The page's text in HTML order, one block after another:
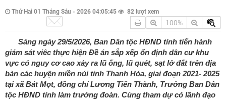
Thứ Hai 01 Tháng Sáu - 2026 04:05:45 82 lượt xem
100%
Sáng ngày 29/5/2026, Ban Dân tộc HĐND tỉnh tiến hành
giám sát viêc thực hiện Đề án sắp xếp ổn định dân cư khu
vực có nguy cơ cao xảy ra lũ ống, lũ quét, sạt lở đất trên địa
bàn các huyện miền núi tỉnh Thanh Hóa, giai đoạn 2021- 2025
tại xã Bát Mọt, đồng chí Lương Tiến Thành, Trưởng Ban Dân
tộc HĐND tỉnh làm trưởng đoàn. Cùng tham dự có lãnh đạo